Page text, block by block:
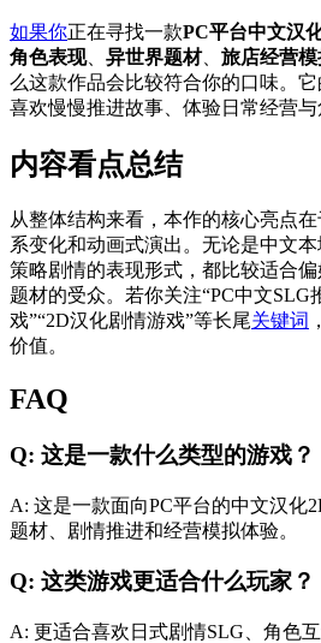
如果你正在寻找一款PC平台中文汉
角色表现、 异世界题材、 旅店经营模
么这款作品会比较符合你的口味。
喜欢慢慢推进故事、体验日常经营与
内容看点总结
从整体结构来看，本作的核心亮点
系变化和动画式演出。无论是中文
策略剧情的表现形式，都比较适合
题材的受众。若你关注“PC中文SLG
戏”“2D汉化剧情游戏”等长尾关键词
价值。
FAQ
Q: 这是一款什么类型的游戏？
A: 这是一款面向PC平台的中文汉化
题材、剧情推进和经营模拟体验。
Q: 这类游戏更适合什么玩家？
A: 更适合喜欢日式剧情SLG、角色